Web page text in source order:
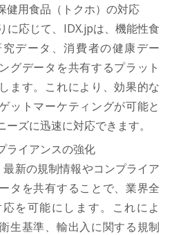
健用食品（トクホ）の対応
に応じて、IDX.jpは、機能性食
データ、消費者の健康デー
グデータを共有するプラット
ます。これにより、効果的な
ットマーケティングが可能と
ズに迅速に対応できます。
ライアンスの強化
新の規制情報やコンプライア
タを共有することで、業界全
を可能にします。これによ
生基準、輸出入に関する規制